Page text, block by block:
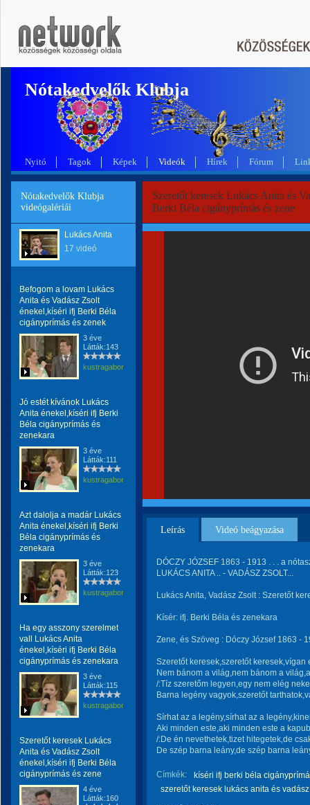
Nótakedvelők Klubja
Nyitó Tagok Képek Videók Hírek Fórum
Nótakedvelők Klubja
videógalériái
Lukács Anita
17 videó
Befogom a lovam Lukács
Anita és Vadász Zsolt
énekel,kíséri ifj Berki Béla
cigányprímás és zenek
3 éve
Látták:143
kustragabor
Jó estét kívánok Lukács
Anita énekel,kíséri ifj Berki
Béla cigányprímás és
zenekara
3 éve
Látták:111
kustragabor
Azt dalolja a madár Lukács
Anita énekel,kíséri ifj Berki
Béla cigányprímás és
zenekara
3 éve
Látták:123
kustragabor
Ha egy asszony szerelmet
vall Lukács Anita
énekel,kíséri ifj Berki Béla
cigányprímás és zenekara
3 éve
Látták:115
kustragabor
Szeretőt keresek Lukács
Anita és Vadász Zsolt
énekel,kíséri ifj Berki Béla
cigányprímás és zene
4 éve
Látták:160
Szeretőt keresek Lukács Anita és
Berki Béla cigányprímás és zene
Leírás Videó beágyazása
DÓCZY JÓZSEF 1863 - 1913 . . . a
LUKÁCS ANITA .. - VADÁSZ ZSOLT...
Lukács Anita, Vadász Zsolt : Szeretőt
Kísér: ifj. Berki Béla és zenekara
Zene, és Szöveg : Dóczy József 1863 -
Szeretőt keresek,szeretőt keresek,vígan
Nem bánom a világ,nem bánom a
/:Tíz szeretőm legyen,egy nem elég
Barna legény vagyok,szeretőt
Sírhat az a legény,sírhat az a
Aki minden este,aki minden este a
/:De én nevethetek,tizet hitegetek,de
De szép barna leány,de szép barna
Címkék:
kíséri ifj berki béla
szeretőt keresek lukács anita és